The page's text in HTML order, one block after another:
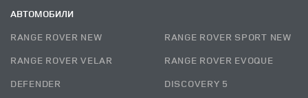
АВТОМОБИЛИ
RANGE ROVER NEW
RANGE ROVER SPORT NEW
RANGE ROVER VELAR
RANGE ROVER EVOQUE
DEFENDER
DISCOVERY 5